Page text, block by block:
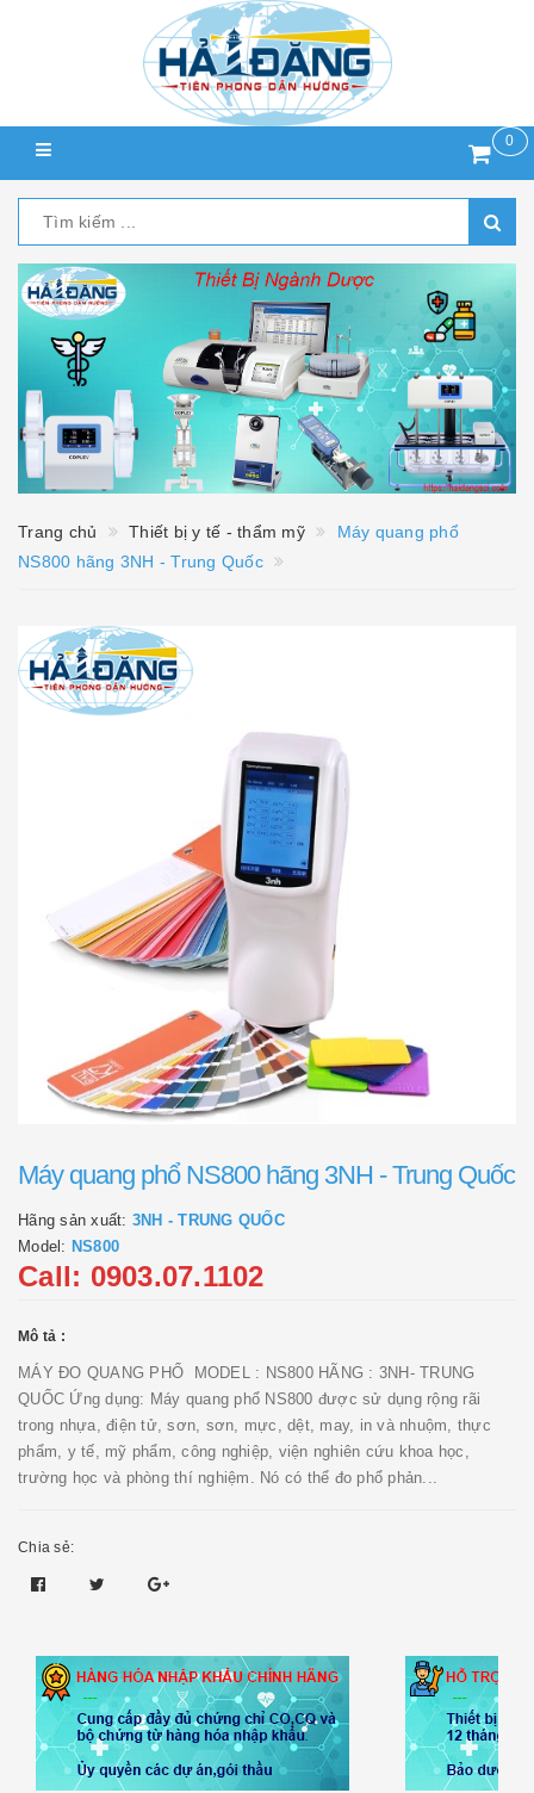
0
Trang chủ Thiết bị y tế - thẩm mỹ
Máy quang phổ
NS800 hãng 3NH - Trung Quốc
Máy quang phổ NS800 hãng 3NH - Trung Quốc
Hãng sản xuất: 3NH - TRUNG QUỐC
Model: NS800
Call: 0903.07.1102
Mô tả :
MÁY ĐO QUANG PHỔ MODEL : NS800 HÃNG : 3NH- TRUNG
QUỐC Ứng dụng: Máy quang phổ NS800 được sử dụng rộng rãi
trong nhựa, điện tử, sơn, sơn, mực, dệt, may, in và nhuộm, thực
phẩm, y tế, mỹ phẩm, công nghiệp, viện nghiên cứu khoa học,
trường học và phòng thí nghiệm. Nó có thể đo phổ phản...
Chia sẻ: